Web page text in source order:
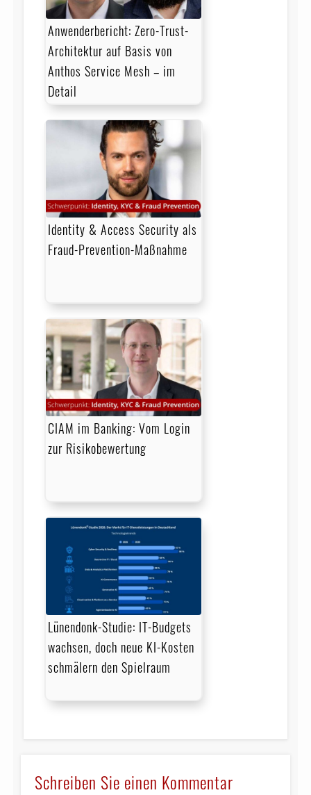
Anwenderbericht: Zero-Trust-
Architektur auf Basis von
Anthos Service Mesh – im
Detail
Identity & Access Security als
Fraud-Prevention-Maßnahme
CIAM im Banking: Vom Login
zur Risikobewertung
Lünendonk-Studie: IT-Budgets
wachsen, doch neue KI-Kosten
schmälern den Spielraum
Schreiben Sie einen Kommentar